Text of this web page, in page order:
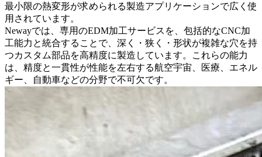
最小限の熱変形が求められる製造アプリケーションで広く使
用されています。
Newayでは、専用のEDM加工サービス を、包括的なCNC加
工能力 と統合することで、深く・狭く・形状が複雑な穴を持
つカスタム部品を高精度に製造しています。これらの能力
は、精度と一貫性が性能を左右する航空宇宙、医療、エネル
ギー、自動車などの分野で不可欠です。